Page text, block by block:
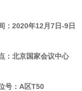
：2020年12月7日-9日
：北京国家会议中心
号：A区T50